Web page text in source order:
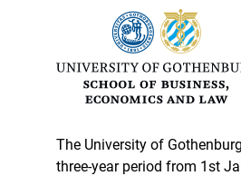
The University of
three-year period from 1st